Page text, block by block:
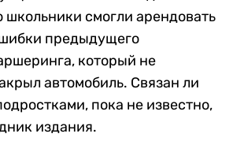
школьники смогли арендовать
предыдущего
который не
автомобиль. Связан ли
пока не известно,
издания.